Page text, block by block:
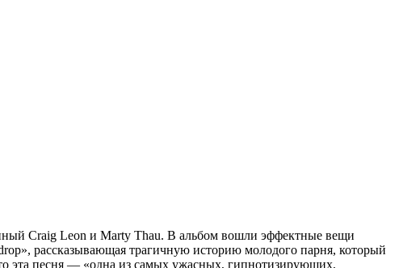
Craig Leon и Marty Thau. В альбом вошли эффектные вещи
рассказывающая трагичную историю молодого парня, который
эта песня — «одна из самых ужасных, гипнотизирующих,